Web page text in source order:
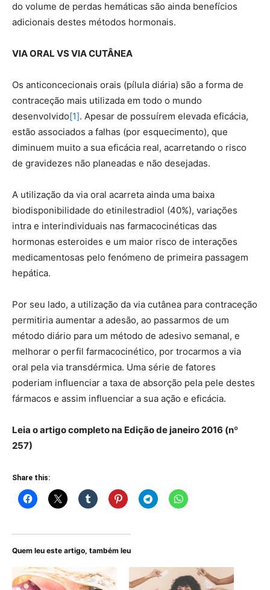
do volume de perdas hemáticas são ainda benefícios
adicionais destes métodos hormonais.
VIA ORAL VS VIA CUTÂNEA
Os anticoncecionais orais (pílula diária) são a forma de
contraceção mais utilizada em todo o mundo
desenvolvido[1]. Apesar de possuírem elevada eficácia,
estão associados a falhas (por esquecimento), que
diminuem muito a sua eficácia real, acarretando o risco
de gravidezes não planeadas e não desejadas.
A utilização da via oral acarreta ainda uma baixa
biodisponibilidade do etinilestradiol (40%), variações
intra e interindividuais nas farmacocinéticas das
hormonas esteroides e um maior risco de interações
medicamentosas pelo fenómeno de primeira passagem
hepática.
Por seu lado, a utilização da via cutânea para contraceção
permitiria aumentar a adesão, ao passarmos de um
método diário para um método de adesivo semanal, e
melhorar o perfil farmacocinético, por trocarmos a via
oral pela via transdérmica. Uma série de fatores
poderiam influenciar a taxa de absorção pela pele destes
fármacos e assim influenciar a sua ação e eficácia.
Leia o artigo completo na Edição de janeiro 2016 (nº
257)
Share this:
Quem leu este artigo, também leu